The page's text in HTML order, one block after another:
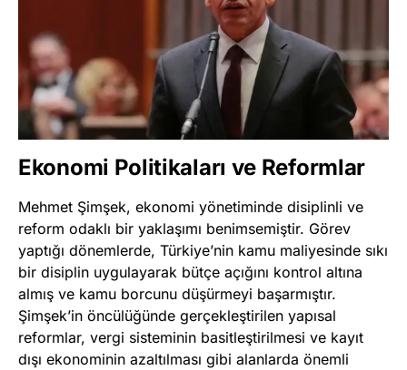
Ekonomi Politikaları ve Reformlar
Mehmet Şimşek, ekonomi yönetiminde disiplinli ve
reform odaklı bir yaklaşımı benimsemiştir. Görev
yaptığı dönemlerde, Türkiye’nin kamu maliyesinde sıkı
bir disiplin uygulayarak bütçe açığını kontrol altına
almış ve kamu borcunu düşürmeyi başarmıştır.
Şimşek’in öncülüğünde gerçekleştirilen yapısal
reformlar, vergi sisteminin basitleştirilmesi ve kayıt
dışı ekonominin azaltılması gibi alanlarda önemli